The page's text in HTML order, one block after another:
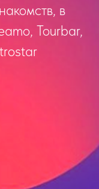
в
Tourbar,